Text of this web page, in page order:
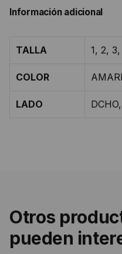
Información adicional
TALLA 1, 2,
COLOR
LADO
Otros
pueden